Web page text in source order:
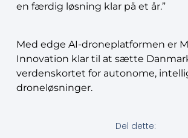
en færdig løsning klar på et år.”
Med edge AI-droneplatformen er
Innovation klar til at sætte
verdenskortet for autonome,
droneløsninger.
Del dette: